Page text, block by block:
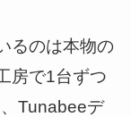
るのは本物の
房で1台ずつ
Tunabeeデ